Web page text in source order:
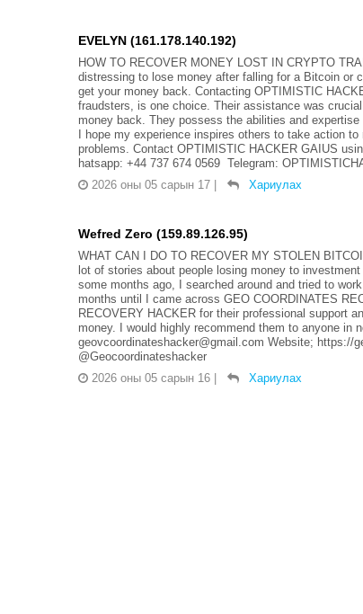
EVELYN (161.178.140.192)
HOW TO RECOVER MONEY LOST IN CRYPTO
distressing to lose money after falling for a Bitcoin or
get your money back. Contacting OPTIMISTIC
fraudsters, is one choice. Their assistance was
money back. They possess the abilities and
I hope my experience inspires others to take action
problems. Contact OPTIMISTIC HACKER GAIUS
hatsapp: +44 737 674 0569 Telegram:
2026 оны 05 сарын 17
Хариулах
Wefred Zero (159.89.126.95)
WHAT CAN I DO TO RECOVER MY STOLEN
lot of stories about people losing money to
some months ago, I searched around and tried to
months until I came across GEO COORDINATES
RECOVERY HACKER for their professional support
money. I would highly recommend them to anyone
geovcoordinateshacker@gmail.com Website; https://
@Geocoordinateshacker
2026 оны 05 сарын 16
Хариулах